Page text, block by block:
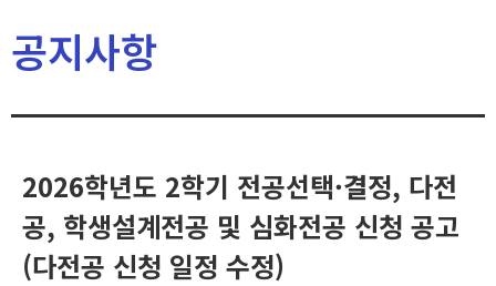
공지사항
2026학년도 2학기 전공선택·결정, 다전
공, 학생설계전공 및 심화전공 신청 공고
(다전공 신청 일정 수정)